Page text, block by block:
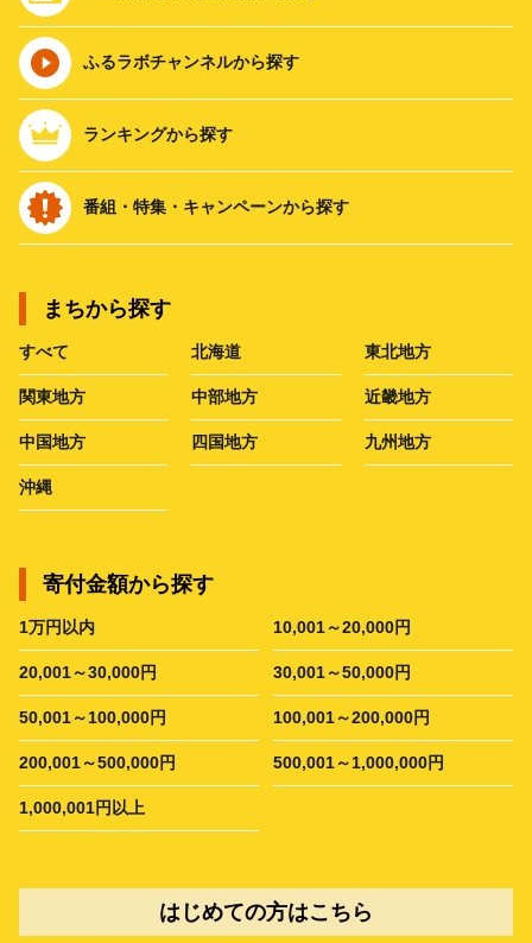
ふるラボチャンネルから探す
ランキングから探す
番組・特集・キャンペーンから探す
まちから探す
すべて 北海道 東北地方
関東地方 中部地方 近畿地方
中国地方 四国地方 九州地方
沖縄
寄付金額から探す
1万円以内 10,001～20,000円
20,001～30,000円 30,001～50,000円
50,001～100,000円 100,001～200,000円
200,001～500,000円 500,001～1,000,000円
1,000,001円以上
はじめての方はこちら